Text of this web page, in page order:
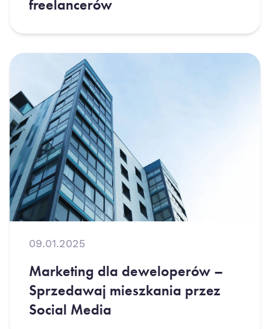
freelancerów
09.01.2025
Marketing dla deweloperów –
Sprzedawaj mieszkania przez
Social Media